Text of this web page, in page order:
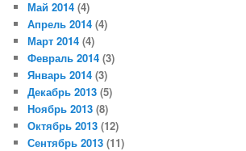
Май 2014 (4)
Апрель 2014 (4)
Март 2014 (4)
Февраль 2014 (3)
Январь 2014 (3)
Декабрь 2013 (5)
Ноябрь 2013 (8)
Октябрь 2013 (12)
Сентябрь 2013 (11)